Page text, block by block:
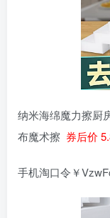
纳米海绵魔力擦厨
布魔术擦 券后价
手机淘口令￥